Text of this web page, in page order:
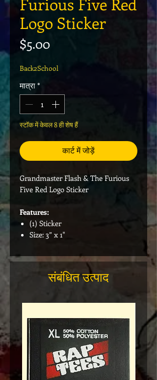
Logo Sticker
$5.00मूल्य
Back2School
मात्रा*
स्टॉक में केवल 8 ही शेष हैं
कार्ट में जोड़ें
Grandmaster Flash & The Furious
Five Red Logo Sticker
Features:
(1) Sticker
Size: 3” x 1"
संबंधित उत्पाद